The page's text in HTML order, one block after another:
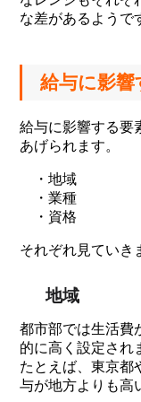
な差があるようで
給与に影響
給与に影響する要
あげられます。
・地域
・業種
・資格
それぞれ見ていき
地域
都市部では生活費
的に高く設定され
たとえば、東京都
与が地方よりも高